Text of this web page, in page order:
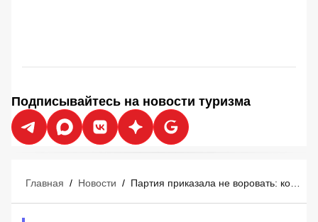
Подписывайтесь на новости туризма
Главная / Новости /